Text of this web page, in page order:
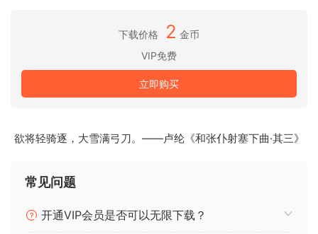
Instacomposer 2 的新功能
在原版的基础上，Instacomposer 2 增加了令人兴奋的新功能
和改进，以提升你的体验。使用 8 个新的 “场景 “来组织创意和
歌曲部分，为在单个预设中存储不同的变化提供了方便。音阶
琉球音阶等。可生成不同模式的旋律，并为每个音阶搭配独特
的和弦行进。新的虚拟键盘和突出显示的和弦菜单有助于音阶
轻松生成各种风格和复杂程度的鼓声线条；垫子 2：通过结合垫
面，人工智能算法得到了进一步改进，从而产生了更精致的效
下载价格 2 金币
VIP免费
立即购买
欲将轻骑逐，大雪满弓刀。——卢纶《和张仆射塞下曲·其三》
常见问题
开通VIP会员是否可以无限下载？